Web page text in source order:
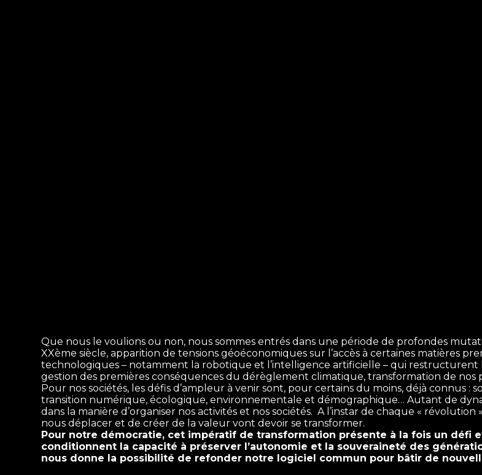
Que nous le voulions ou non, nous sommes entrés dans une période de profondes
XXème siècle, apparition de tensions géoéconomiques sur l’accès à certaines matières
technologiques – notamment la robotique et l’intelligence artificielle – qui restructurent
gestion des premières conséquences du dérèglement climatique, transformation de nos
Pour nos sociétés, les défis d’ampleur à venir sont, pour certains du moins, déjà connus :
transition numérique, écologique, environnementale et démographique… Autant de
dans la manière d’organiser nos activités et nos sociétés. A l’instar de chaque «
nous déplacer et de créer de la valeur vont devoir se transformer.
Pour notre démocratie, cet impératif de transformation présente à la fois un défi
conditionnent la capacité à préserver l’autonomie et la souveraineté des
nous donne la possibilité de refonder notre logiciel commun pour bâtir de